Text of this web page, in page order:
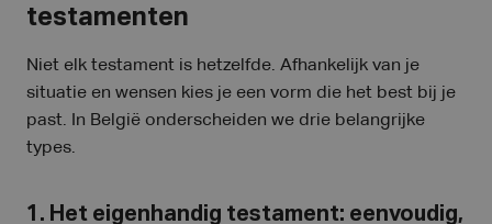
testamenten
Niet elk testament is hetzelfde. Afhankelijk van je
situatie en wensen kies je een vorm die het best bij je
past. In België onderscheiden we drie belangrijke
types.
1. Het eigenhandig testament: eenvoudig,